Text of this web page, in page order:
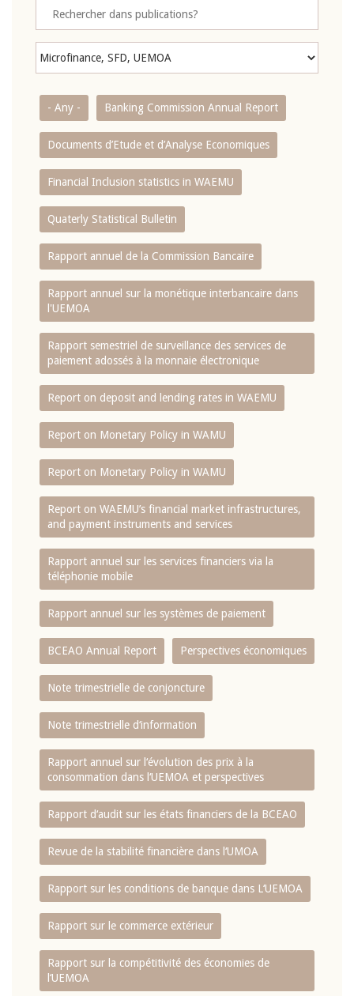
- Any - Banking Commission Annual Report
Documents d’Etude et d’Analyse Economiques
Financial Inclusion statistics in WAEMU
Quaterly Statistical Bulletin
Rapport annuel de la Commission Bancaire
Rapport annuel sur la monétique interbancaire dans
l'UEMOA
Rapport semestriel de surveillance des services de
paiement adossés à la monnaie électronique
Report on deposit and lending rates in WAEMU
Report on Monetary Policy in WAMU
Report on Monetary Policy in WAMU
Report on WAEMU’s financial market infrastructures,
and payment instruments and services
Rapport annuel sur les services financiers via la
téléphonie mobile
Rapport annuel sur les systèmes de paiement
BCEAO Annual Report Perspectives économiques
Note trimestrielle de conjoncture
Note trimestrielle d‘information
Rapport annuel sur l‘évolution des prix à la
consommation dans l‘UEMOA et perspectives
Rapport d‘audit sur les états financiers de la BCEAO
Revue de la stabilité financière dans l‘UMOA
Rapport sur les conditions de banque dans L‘UEMOA
Rapport sur le commerce extérieur
Rapport sur la compétitivité des économies de
l‘UEMOA